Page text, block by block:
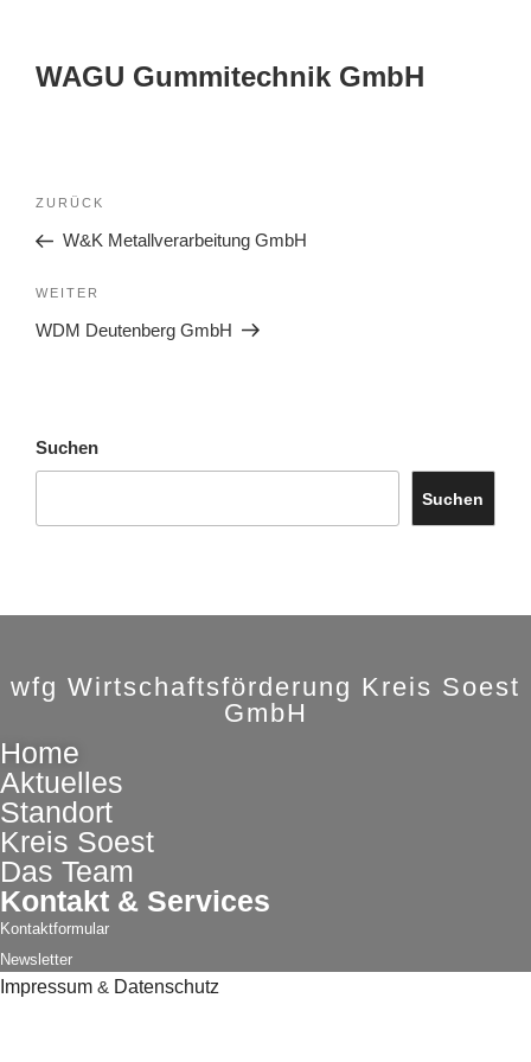
WAGU Gummitechnik GmbH
ZURÜCK
W&K Metallverarbeitung GmbH
WEITER
WDM Deutenberg GmbH
Suchen
Suchen
wfg Wirtschaftsförderung Kreis Soest
GmbH
Home
Aktuelles
Standort
Kreis Soest
Das Team
Kontakt & Services
Kontaktformular
Newsletter
Impressum & Datenschutz